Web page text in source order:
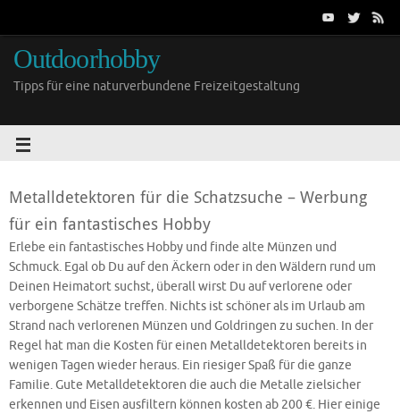
Outdoorhobby
Tipps für eine naturverbundene Freizeitgestaltung
Metalldetektoren für die Schatzsuche – Werbung
für ein fantastisches Hobby
Erlebe ein fantastisches Hobby und finde alte Münzen und
Schmuck. Egal ob Du auf den Äckern oder in den Wäldern rund um
Deinen Heimatort suchst, überall wirst Du auf verlorene oder
verborgene Schätze treffen. Nichts ist schöner als im Urlaub am
Strand nach verlorenen Münzen und Goldringen zu suchen. In der
Regel hat man die Kosten für einen Metalldetektoren bereits in
wenigen Tagen wieder heraus. Ein riesiger Spaß für die ganze
Familie. Gute Metalldetektoren die auch die Metalle zielsicher
erkennen und Eisen ausfiltern können kosten ab 200 €. Hier einige